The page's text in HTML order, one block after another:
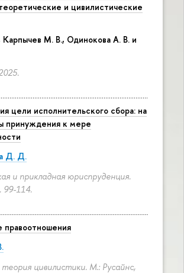
и цивилистические
М. В., Одинокова А. В. и
цели исполнительского сбора: на
принуждения к мере
Д. Д.
и прикладная юриспруденция.
99-114.
правоотношения
цивилистики. М.: Русайнс,